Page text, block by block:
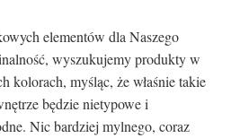
elementów dla Naszego
wyszukujemy produkty w
kolorach, myśląc, że właśnie takie
będzie nietypowe i
Nic bardziej mylnego, coraz